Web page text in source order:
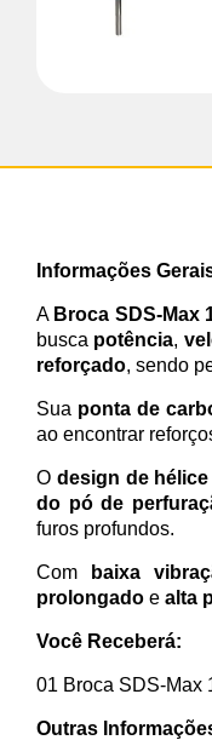
Informações
A Broca SDS-Max
busca potência,
reforçado, sendo
Sua ponta de
ao encontrar
O design de
do pó de
furos profundos.
Com baixa
prolongado e alta
Você Receberá:
01 Broca SDS-Max
Outras